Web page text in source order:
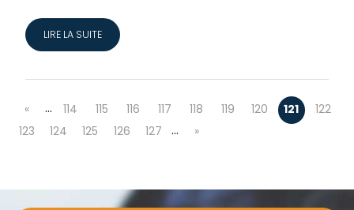
LIRE LA SUITE
« … 114 115 116 117 118 119 120 121
122
123
124 125 126 127 … »